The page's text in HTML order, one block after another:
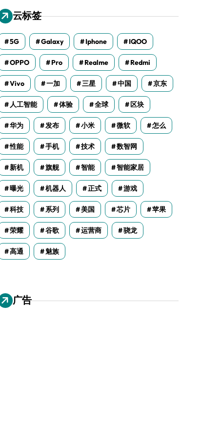
云标签
5G Galaxy Iphone IQOO
OPPO Pro Realme Redmi
Vivo 一加 三星 中国 京东
人工智能 体验 全球 区块
华为 发布 小米 微软 怎么
性能 手机 技术 数智网
新机 旗舰 智能 智能家居
曝光 机器人 正式 游戏
科技 系列 美国 芯片 苹果
荣耀 谷歌 运营商 骁龙
高通 魅族
广告